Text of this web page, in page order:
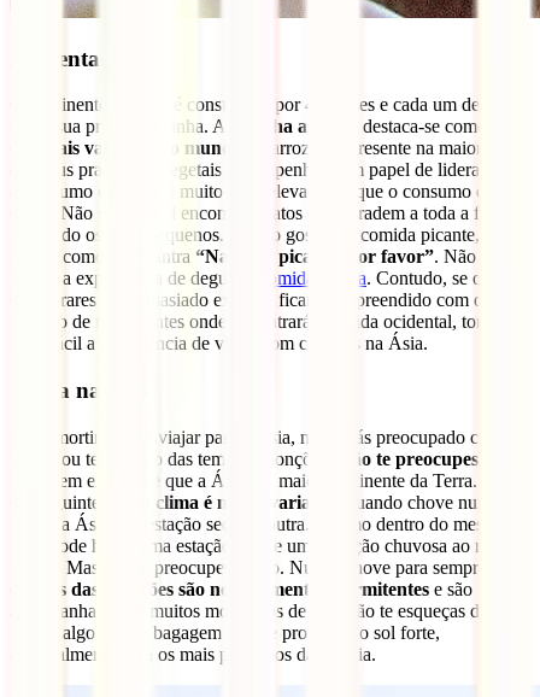
Alimentação
O continente asiático é constituído por 48 países e cada um deles
tem a sua própria cozinha. A
cozinha asiática destaca-se como
das mais variadas do mundo
. O arroz está presente na maior parte
dos seus pratos. Os vegetais desempenham um papel de liderança e
o consumo de peixe é muito mais elevado do que o consumo de
carne. Não será difícil encontrar pratos que agradem a toda a família,
incluindo os mais pequenos. Se não gostas de comida picante, deve
repetir como um mantra “Nada de picante, por favor”. Não deves
perder a experiência de degustar
comida de rua. Contudo, se o que
encontrares for demasiado exótico, ficarás surpreendido com o
número de restaurantes onde encontrarás comida ocidental, tornando
mais fácil a experiência de viajar com crianças na Ásia.
Clima na Ásia
Estás mortinho por viajar para a Ásia, mas estás preocupado com o
tempo ou tens medo das temidas monções.
Não te preocupes com
Tem em mente que a Ásia é o maior continente da Terra. Por
conseguinte,
o seu clima é muito variado
. Quando chove numa
parte da Ásia, é a estação seca na outra. Mesmo dentro do mesmo
país, pode haver uma estação seca e uma estação chuvosa ao mesmo
tempo. Mas não te preocupes muito. Nunca chove para sempre.
chuvas das monções são normalmente intermitentes e são
acompanhadas de muitos momentos de sol. Não te esqueças de
incluir algo na sua bagagem para te proteger do sol forte,
especialmente para os mais pequenos da família.